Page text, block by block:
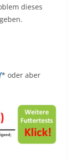
dieses
* oder aber